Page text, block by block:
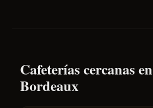
Cafeterías cercanas en
Bordeaux